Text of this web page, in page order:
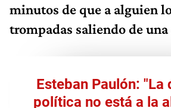
minutos de que a alguien
trompadas saliendo de
Esteban Paulón: "La
política no está a la